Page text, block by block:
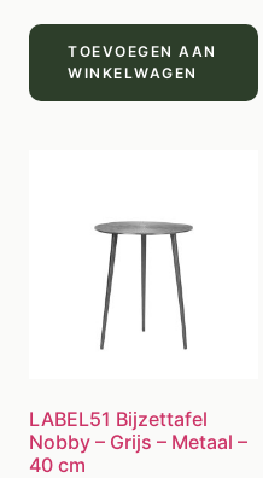
TOEVOEGEN AAN
WINKELWAGEN
LABEL51 Bijzettafel
Nobby – Grijs – Metaal –
40 cm